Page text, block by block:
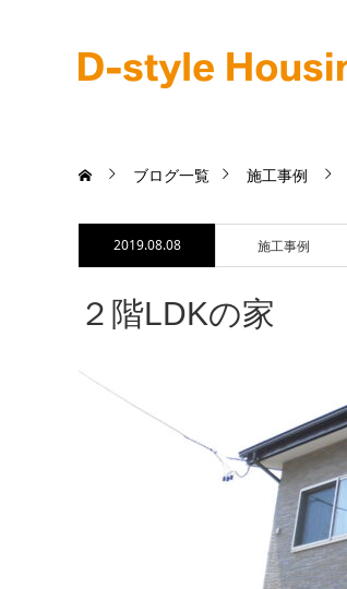
ブログ一覧 施工事例
2019.08.08 施工事例
２階LDKの家